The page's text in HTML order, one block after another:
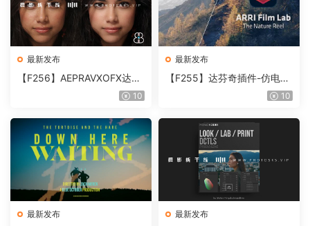
最新发布
【F256】AEPRAVXOFX达芬
奇视频人像磨皮润肤美颜插件
10
最新发布
【F255】达芬奇插件-仿电影
胶片视频调色插件 ARRI Film
10
最新发布 最新发布